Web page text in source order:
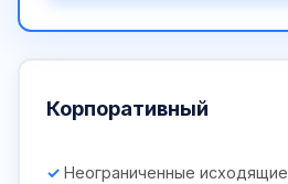
Корпоративный
Неограниченные исходящие